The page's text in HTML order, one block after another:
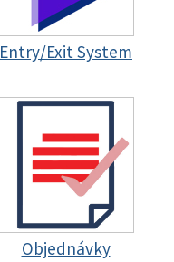
Entry/Exit System
Objednávky